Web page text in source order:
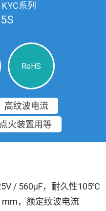
系列
RoHS
高纹波电流
火装置用等
/ 560µF，耐久性105℃
，额定纹波电流